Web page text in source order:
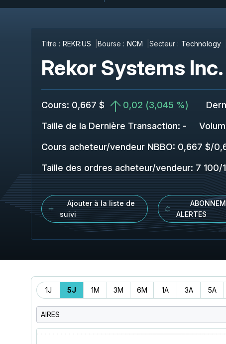
Titre : REKR:US Bourse : NCM Secteur : Technology
Rekor Systems Inc.
Cours: 0,667 $ 0,02 (3,045 %)
Taille de la Dernière Transaction: -
Cours acheteur/vendeur NBBO: 0,667 $/
Taille des ordres acheteur/vendeur: 7 100/
Ajouter à la liste de
suivi
ALERTES
Période
1J 5J 1M 3M 6M 1A 3A 5A
AIRES